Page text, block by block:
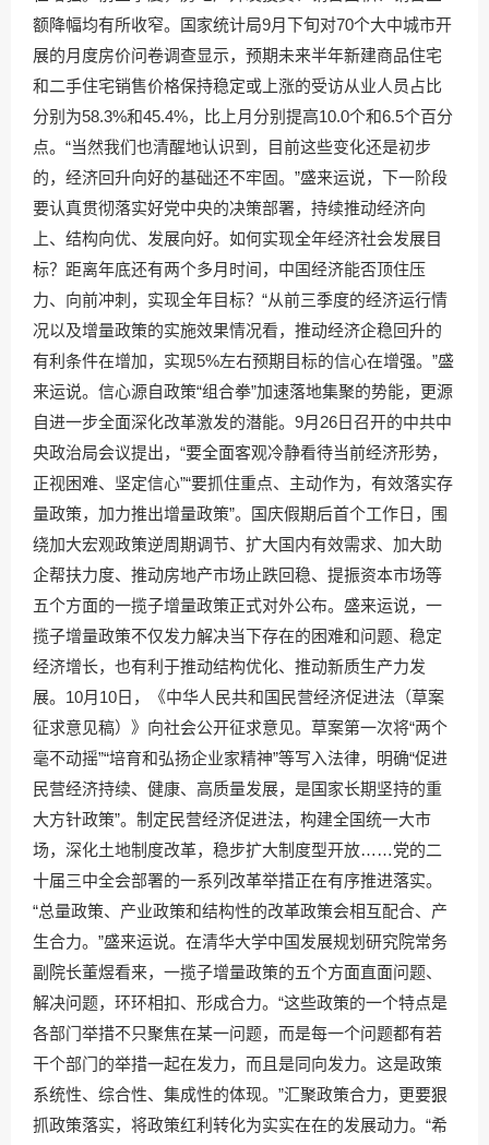
额降幅均有所收窄。国家统计局9月下旬对70个大中城市开
展的月度房价问卷调查显示，预期未来半年新建商品住宅
和二手住宅销售价格保持稳定或上涨的受访从业人员占比
分别为58.3%和45.4%，比上月分别提高10.0个和6.5个百分
点。“当然我们也清醒地认识到，目前这些变化还是初步
的，经济回升向好的基础还不牢固。”盛来运说，下一阶段
要认真贯彻落实好党中央的决策部署，持续推动经济向
上、结构向优、发展向好。如何实现全年经济社会发展目
标？距离年底还有两个多月时间，中国经济能否顶住压
力、向前冲刺，实现全年目标？“从前三季度的经济运行情
况以及增量政策的实施效果情况看，推动经济企稳回升的
有利条件在增加，实现5%左右预期目标的信心在增强。”盛
来运说。信心源自政策“组合拳”加速落地集聚的势能，更源
自进一步全面深化改革激发的潜能。9月26日召开的中共中
央政治局会议提出，“要全面客观冷静看待当前经济形势，
正视困难、坚定信心”“要抓住重点、主动作为，有效落实存
量政策，加力推出增量政策”。国庆假期后首个工作日，围
绕加大宏观政策逆周期调节、扩大国内有效需求、加大助
企帮扶力度、推动房地产市场止跌回稳、提振资本市场等
五个方面的一揽子增量政策正式对外公布。盛来运说，一
揽子增量政策不仅发力解决当下存在的困难和问题、稳定
经济增长，也有利于推动结构优化、推动新质生产力发
展。10月10日，《中华人民共和国民营经济促进法（草案
征求意见稿）》向社会公开征求意见。草案第一次将“两个
毫不动摇”“培育和弘扬企业家精神”等写入法律，明确“促进
民营经济持续、健康、高质量发展，是国家长期坚持的重
大方针政策”。制定民营经济促进法，构建全国统一大市
场，深化土地制度改革，稳步扩大制度型开放……党的二
十届三中全会部署的一系列改革举措正在有序推进落实。
“总量政策、产业政策和结构性的改革政策会相互配合、产
生合力。”盛来运说。在清华大学中国发展规划研究院常务
副院长董煜看来，一揽子增量政策的五个方面直面问题、
解决问题，环环相扣、形成合力。“这些政策的一个特点是
各部门举措不只聚焦在某一问题，而是每一个问题都有若
干个部门的举措一起在发力，而且是同向发力。这是政策
系统性、综合性、集成性的体现。”汇聚政策合力，更要狠
抓政策落实，将政策红利转化为实实在在的发展动力。“希